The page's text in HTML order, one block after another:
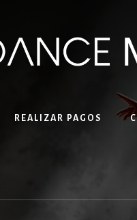
REALIZAR PAGOS